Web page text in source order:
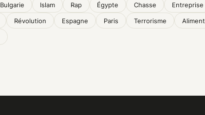
Bulgarie Islam Rap Égypte Chasse Entreprise
Révolution Espagne Paris Terrorisme